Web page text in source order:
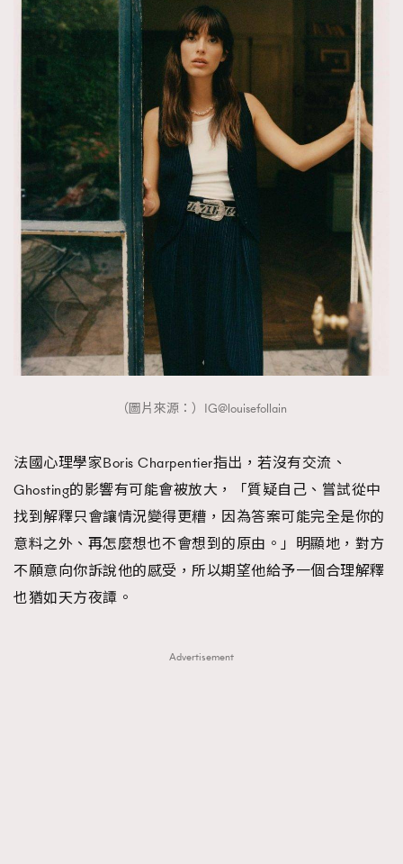
（圖片來源：）IG@louisefollain
法國心理學家Boris Charpentier指出，若沒有交流、
Ghosting的影響有可能會被放大，「質疑自己、嘗試從中
找到解釋只會讓情況變得更糟，因為答案可能完全是你的
意料之外、再怎麼想也不會想到的原由。」明顯地，對方
不願意向你訴說他的感受，所以期望他給予一個合理解釋
也猶如天方夜譚。
Advertisement